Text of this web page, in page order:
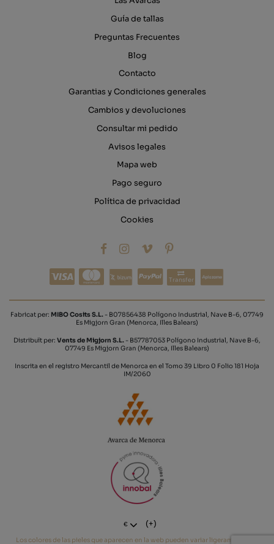
Guía de tallas
Preguntas Frecuentes
Blog
Contacto
Garantias y Condiciones generales
Cambios y devoluciones
Consultar mi pedido
Avisos legales
Mapa web
Pago seguro
Política de privacidad
Cookies
Transfer
Fabricat per: MIBO Cosits S.L. - B07856438 Polígono Industrial, Nave B-6, 07749
Es Migjorn Gran (Menorca, Illes Balears)
Distribuït per: Vents de Migjorn S.L. - B57787053 Polígono Industrial, Nave B-6,
07749 Es Migjorn Gran (Menorca, Illes Balears)
Inscrita en el registro Mercantil de Menorca en el Tomo 39 Libro 0 Folio 181 Hoja
IM/2060
€ (+)
Los colores de las pieles que aparecen en la web pueden variar ligeramente del